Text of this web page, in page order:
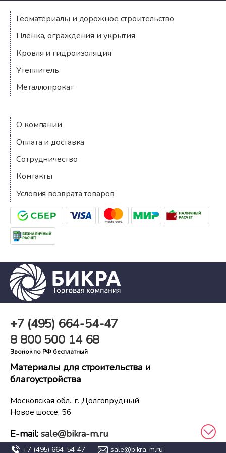
+7 (495) 664-54-47 sale@bikra-m.ru
Геоматериалы и дорожное строительство
Пленка, ограждения и укрытия
Кровля и гидроизоляция
Утеплитель
Металлопрокат
Компания
О компании
Оплата и доставка
Сотрудничество
Контакты
Условия возврата товаров
+7 (495) 664-54-47
8 800500 14 68
Звонок по РФ бесплатный
Материалы для строительства и
благоустройства
Московская обл., г. Долгопрудный,
Новое шоссе, 56
E-mail:sale@bikra-m.ru